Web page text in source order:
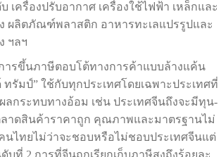
เครื่องปรับอากาศ เครื่องใช้ไฟฟ้า เหล็กและ
ผลิตภัณฑ์พลาสติก อาหารทะเลแปรรูปและ
ฯลฯ
ารขึ้นภาษีตอบโต้ทางการค้าแบบล้างแค้น
ทรัมป์” ใช้กับทุกประเทศโดยเฉพาะประเทศที่
ลกระทบทางอ้อม เช่น ประเทศจีนถึงจะมีทุน-
าดสินค้าราคาถูก คุณภาพและมาตรฐานไม่
นไทยไม่ว่าจะชอบหรือไม่ชอบประเทศจีนแต่
บที่ 2 การที่จีนถูกเรียกเก็บภาษีสูงถึงร้อยละ